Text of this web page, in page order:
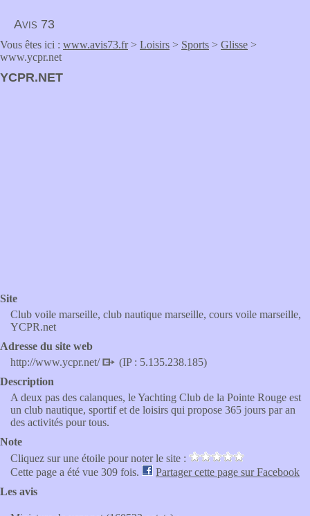
Avis 73
Vous êtes ici : www.avis73.fr> Loisirs > Sports > Glisse >
www.ycpr.net
YCPR.NET
Site
Club voile marseille, club nautique marseille, cours voile marseille,
YCPR.net
Adresse du site web
http://www.ycpr.net/
(IP : 5.135.238.185)
Description
A deux pas des calanques, le Yachting Club de la Pointe Rouge est
un club nautique, sportif et de loisirs qui propose 365 jours par an
des activités pour tous.
Note
Cliquez sur une étoile pour noter le site :
Cette page a été vue 309 fois.
Partager cette page sur Facebook
Les avis